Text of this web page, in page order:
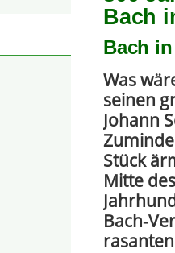
Bach
Bach
Was
seinen
Johann
Stück
Mitte
Bach-